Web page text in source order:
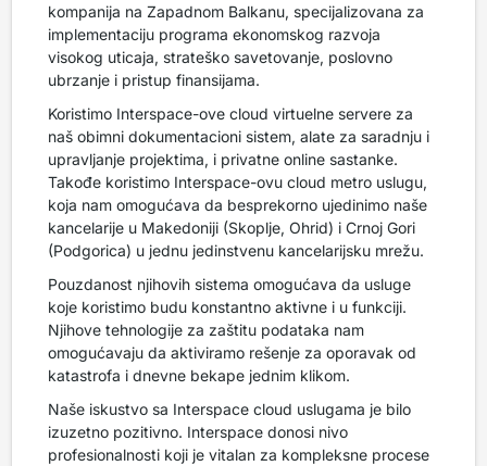
kompanija na Zapadnom Balkanu, specijalizovana za
implementaciju programa ekonomskog razvoja
visokog uticaja, strateško savetovanje, poslovno
ubrzanje i pristup finansijama.
Koristimo Interspace-ove cloud virtuelne servere za
naš obimni dokumentacioni sistem, alate za saradnju i
upravljanje projektima, i privatne online sastanke.
Takođe koristimo Interspace-ovu cloud metro uslugu,
koja nam omogućava da besprekorno ujedinimo naše
kancelarije u Makedoniji (Skoplje, Ohrid) i Crnoj Gori
(Podgorica) u jednu jedinstvenu kancelarijsku mrežu.
Pouzdanost njihovih sistema omogućava da usluge
koje koristimo budu konstantno aktivne i u funkciji.
Njihove tehnologije za zaštitu podataka nam
omogućavaju da aktiviramo rešenje za oporavak od
katastrofa i dnevne bekape jednim klikom.
Naše iskustvo sa Interspace cloud uslugama je bilo
izuzetno pozitivno. Interspace donosi nivo
profesionalnosti koji je vitalan za kompleksne procese